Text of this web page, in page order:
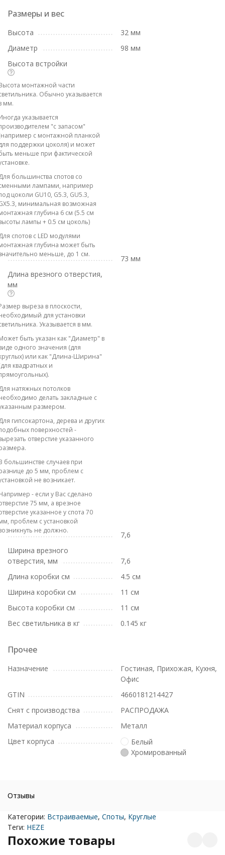
Размеры и вес
Высота
32 мм
Диаметр
98 мм
Высота встройки
монтажной части
Обычно указывается
мм.
указывается
"с запасом"
с монтажной планкой
поддержки цоколя) и может
меньше при фактической
большинства спотов со
лампами, например
цоколи GU10, G5.3, GU5.3,
минимальная возможная
глубина 6 см (5.5 см
лампы + 0.5 см цоколь)
спотов с LED модулями
глубина может быть
меньше, до 1 см.
73 мм
Длина врезного отверстия,
мм
выреза в плоскости,
для установки
Указывается в мм.
быть указан как "Диаметр" в
одного значения (для
или как "Длина-Ширина"
квадратных и
натяжных потолков
делать закладные с
размером.
гипсокартона, дерева и других
поверхностей -
отверстие указанного
большинстве случаев при
до 5 мм, проблем с
не возникает.
- если у Вас сделано
75 мм, а врезное
указанное у спота 70
проблем с установкой
не должно.
7,6
Ширина врезного
отверстия, мм
7,6
Длина коробки см
4.5 см
Ширина коробки см
11 см
Высота коробки см
11 см
Вес светильника в кг
0.145 кг
Прочее
Назначение
Гостиная, Прихожая, Кухня,
Офис
GTIN
4660181214427
Снят с производства
РАСПРОДАЖА
Материал корпуса
Металл
Цвет корпуса
Белый
Хромированный
Отзывы
Категории: Встраиваемые, Споты, Круглые
Теги: HEZE
Похожие товары